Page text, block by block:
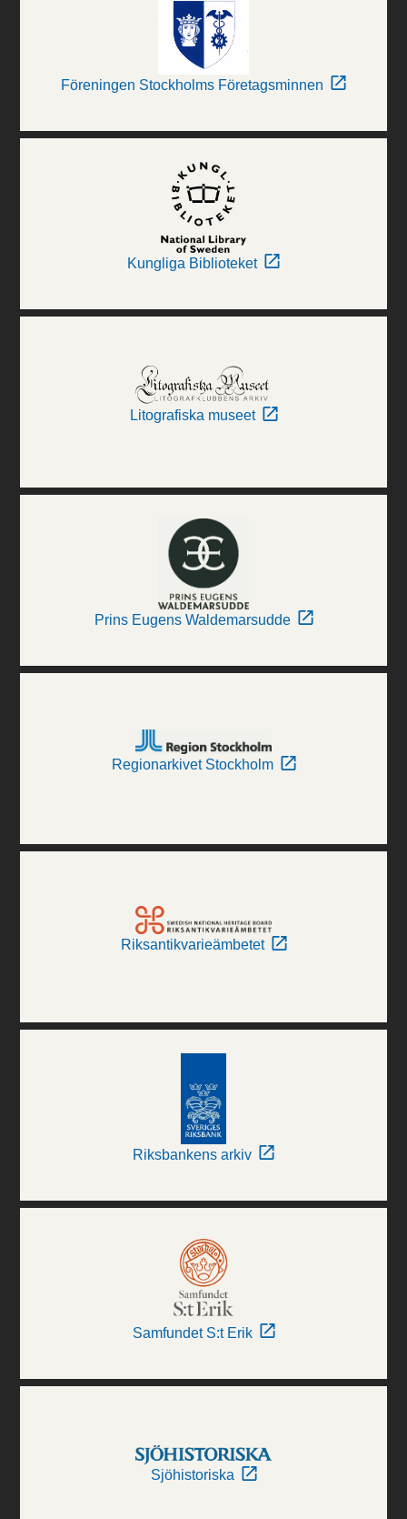
Föreningen Stockholms Företagsminnen
Kungliga Biblioteket
Litografiska museet
Prins Eugens Waldemarsudde
Regionarkivet Stockholm
Riksantikvarieämbetet
Riksbankens arkiv
Samfundet S:t Erik
Sjöhistoriska